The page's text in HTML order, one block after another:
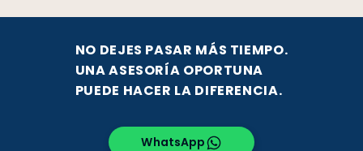
NO DEJES PASAR MÁS TIEMPO.
UNA ASESORÍA OPORTUNA
PUEDE HACER LA DIFERENCIA.
WhatsApp